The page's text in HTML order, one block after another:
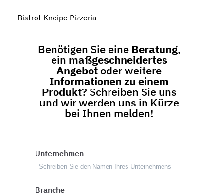
Bistrot Kneipe Pizzeria
Benötigen Sie eine Beratung,
ein maßgeschneidertes
Angebot oder weitere
Informationen zu einem
Produkt? Schreiben Sie uns
und wir werden uns in Kürze
bei Ihnen melden!
Unternehmen
Branche